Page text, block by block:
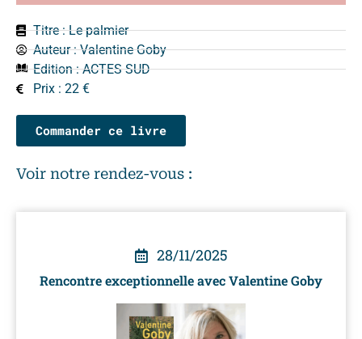
Titre : Le palmier
Auteur :Valentine Goby
Edition :ACTES SUD
Prix : 22 €
Commander ce livre
Voir notre rendez-vous :
28/11/2025
Rencontre exceptionnelle avec Valentine Goby